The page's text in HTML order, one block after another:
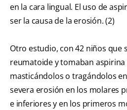
en la cara lingual. El uso de
ser la causa de la erosión. (2)
Otro estudio, con 42 niños que
reumatoide y tomaban
masticándolos o tragándolos
severa erosión en los molares
e inferiores y en los primeros